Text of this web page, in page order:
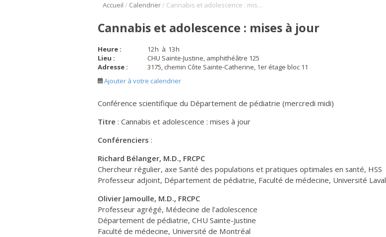
Accueil / Calendrier/ Cannabis et adolescence : mises à jour
Cannabis et adolescence : mises à jour
Heure : 12h à 13h
Lieu :
CHU Sainte-Justine, amphithéâtre 125
Adresse :
3175, chemin Côte Sainte-Catherine, 1er étage bloc 11
Ajouter à votre calendrier
Conférence scientifique du Département de pédiatrie (mercredi midi)
Titre : Cannabis et adolescence : mises à jour
Conférenciers :
Richard Bélanger, M.D., FRCPC
Chercheur régulier, axe Santé des populations et pratiques optimales en santé, HSS
Professeur adjoint, Département de pédiatrie, Faculté de médecine, Université Laval
Olivier Jamoulle, M.D., FRCPC
Professeur agrégé, Médecine de l’adolescence
Département de pédiatrie, CHU Sainte-Justine
Faculté de médecine, Université de Montréal